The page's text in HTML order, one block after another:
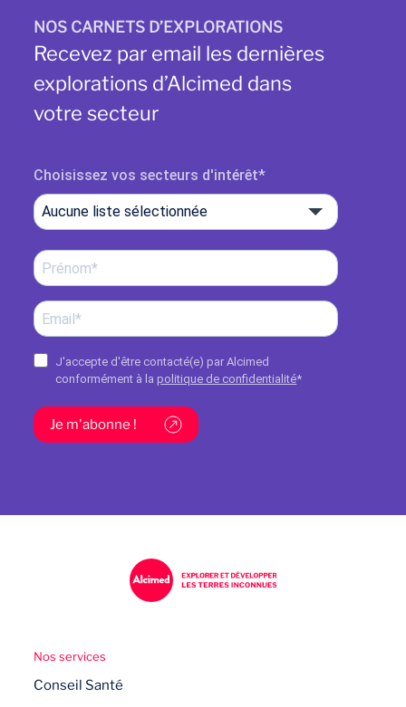
NOS CARNETS D’EXPLORATIONS
Recevez par email les dernières
explorations d’Alcimed dans
votre secteur
Choisissez vos secteurs d'intérêt
Aucune liste sélectionnée
J'accepte d'être contacté(e) par Alcimed
conformément à la politique de confidentialité*
Je m'abonne !
Nos services
Conseil Santé